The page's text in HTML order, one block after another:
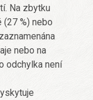
Na zbytku
(27 %) nebo
nebo na
odchylka není